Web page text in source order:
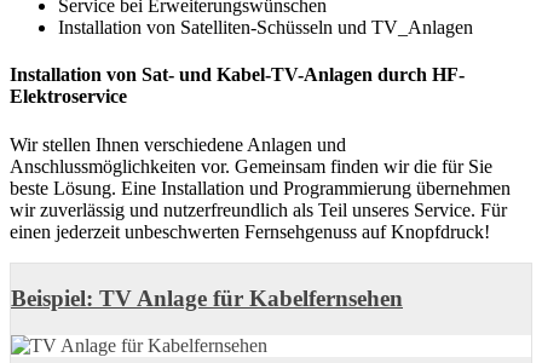
Service bei Erweiterungswünschen
Installation von Satelliten-Schüsseln und TV_Anlagen
Installation von Sat- und Kabel-TV-Anlagen durch HF-
Elektroservice
Wir stellen Ihnen verschiedene Anlagen und
Anschlussmöglichkeiten vor. Gemeinsam finden wir die für Sie
beste Lösung. Eine Installation und Programmierung übernehmen
wir zuverlässig und nutzerfreundlich als Teil unseres Service. Für
einen jederzeit unbeschwerten Fernsehgenuss auf Knopfdruck!
Beispiel: TV Anlage für Kabelfernsehen